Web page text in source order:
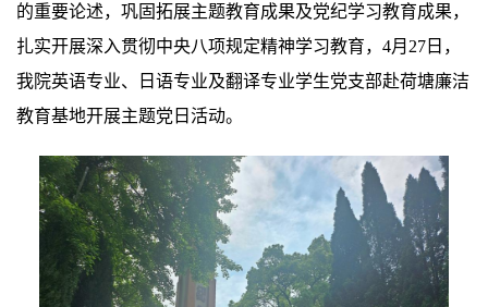
的重要论述，巩固拓展主题教育成果及党纪学习教育成果，
扎实开展深入贯彻中央八项规定精神学习教育，4月27日，
我院英语专业、日语专业及翻译专业学生党支部赴荷塘廉洁
教育基地开展主题党日活动。